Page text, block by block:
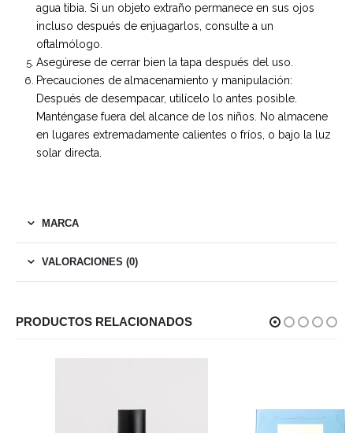
agua tibia. Si un objeto extraño permanece en sus ojos
incluso después de enjuagarlos, consulte a un
oftalmólogo.
Asegúrese de cerrar bien la tapa después del uso.
Precauciones de almacenamiento y manipulación:
Después de desempacar, utilícelo lo antes posible.
Manténgase fuera del alcance de los niños. No almacene
en lugares extremadamente calientes o fríos, o bajo la luz
solar directa.
MARCA
VALORACIONES (0)
PRODUCTOS RELACIONADOS